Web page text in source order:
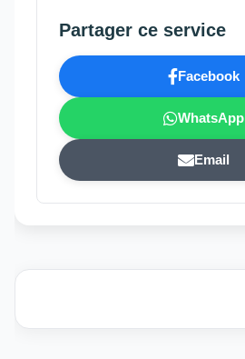
Partager ce service
Facebook
WhatsApp
Email